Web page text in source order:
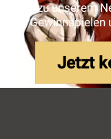
dich zu unserem
Jetzt